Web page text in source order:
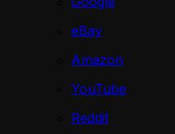
eBay
Amazon
YouTube
Reddit